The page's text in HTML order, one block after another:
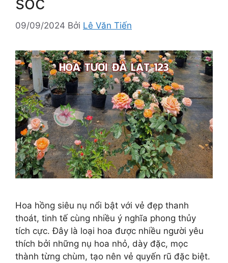
09/09/2024 Bởi Lê Văn Tiến
Hoa hồng siêu nụ nổi bật với vẻ đẹp thanh
thoát, tinh tế cùng nhiều ý nghĩa phong thủy
tích cực. Đây là loại hoa được nhiều người yêu
thích bởi những nụ hoa nhỏ, dày đặc, mọc
thành từng chùm, tạo nên vẻ quyến rũ đặc biệt.